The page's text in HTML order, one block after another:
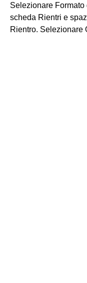
Selezionare
scheda Rientri e
Rientro. Selezionare